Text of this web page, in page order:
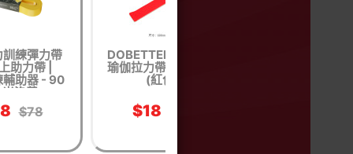
練彈力帶
助力帶 |
輔助器 - 90
洛黃
$78
DOBETTERS 多功能
瑜伽拉力帶 - 20磅
(紅色)
$18